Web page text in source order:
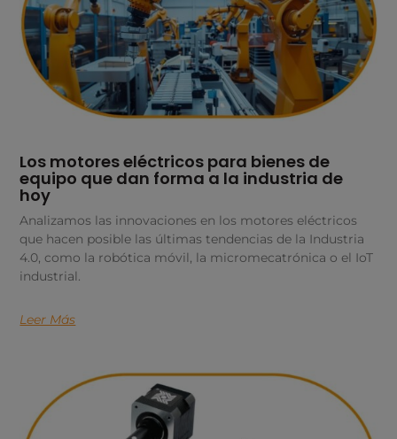
Los motores eléctricos para bienes de
equipo que dan forma a la industria de
hoy
Analizamos las innovaciones en los motores eléctricos
que hacen posible las últimas tendencias de la Industria
4.0, como la robótica móvil, la micromecatrónica o el IoT
industrial.
Leer Más